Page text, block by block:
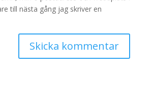
till nästa gång jag skriver en